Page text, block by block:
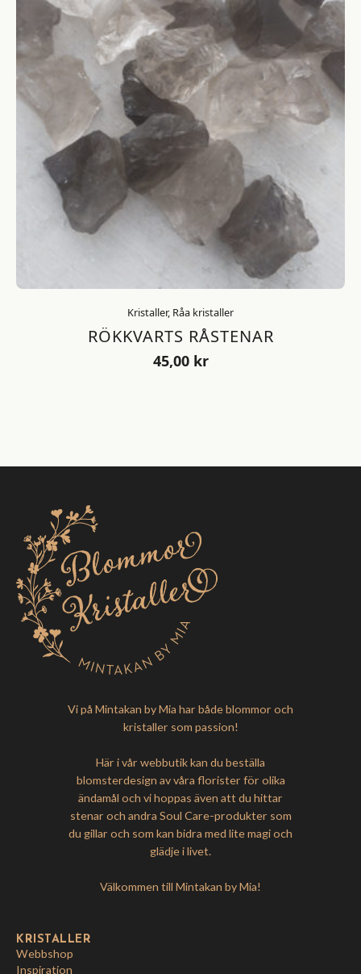
Kristaller, Råa kristaller
RÖKKVARTS RÅSTENAR
45,00 kr
Vi på Mintakan by Mia har både blommor och
kristaller som passion!
Här i vår webbutik kan du beställa
blomsterdesign av våra florister för olika
ändamål och vi hoppas även att du hittar
stenar och andra Soul Care-produkter som
du gillar och som kan bidra med lite magi och
glädje i livet.
Välkommen till Mintakan by Mia!
KRISTALLER
Webbshop
Inspiration